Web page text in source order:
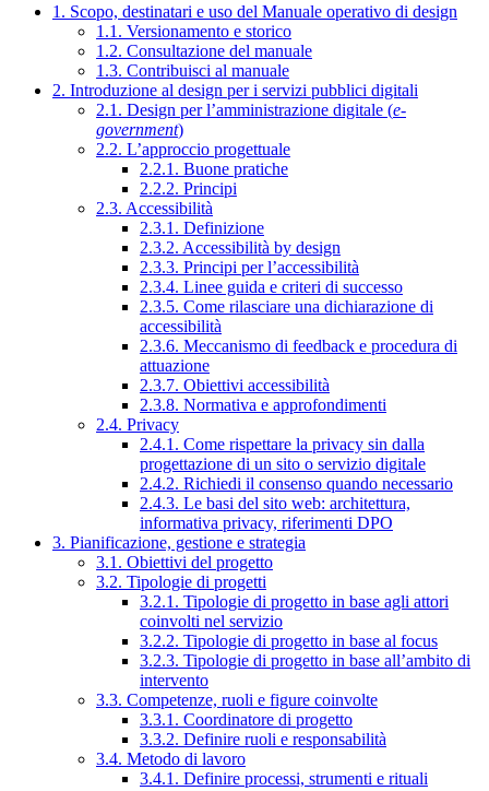
1. Scopo, destinatari e uso del Manuale operativo di design
1.1. Versionamento e storico
1.2. Consultazione del manuale
1.3. Contribuisci al manuale
2. Introduzione al design per i servizi pubblici digitali
2.1. Design per l’amministrazione digitale (e-
government)
2.2. L’approccio progettuale
2.2.1. Buone pratiche
2.2.2. Principi
2.3. Accessibilità
2.3.1. Definizione
2.3.2. Accessibilità by design
2.3.3. Principi per l’accessibilità
2.3.4. Linee guida e criteri di successo
2.3.5. Come rilasciare una dichiarazione di
accessibilità
2.3.6. Meccanismo di feedback e procedura di
attuazione
2.3.7. Obiettivi accessibilità
2.3.8. Normativa e approfondimenti
2.4. Privacy
2.4.1. Come rispettare la privacy sin dalla
progettazione di un sito o servizio digitale
2.4.2. Richiedi il consenso quando necessario
2.4.3. Le basi del sito web: architettura,
informativa privacy, riferimenti DPO
3. Pianificazione, gestione e strategia
3.1. Obiettivi del progetto
3.2. Tipologie di progetti
3.2.1. Tipologie di progetto in base agli attori
coinvolti nel servizio
3.2.2. Tipologie di progetto in base al focus
3.2.3. Tipologie di progetto in base all’ambito di
intervento
3.3. Competenze, ruoli e figure coinvolte
3.3.1. Coordinatore di progetto
3.3.2. Definire ruoli e responsabilità
3.4. Metodo di lavoro
3.4.1. Definire processi, strumenti e rituali